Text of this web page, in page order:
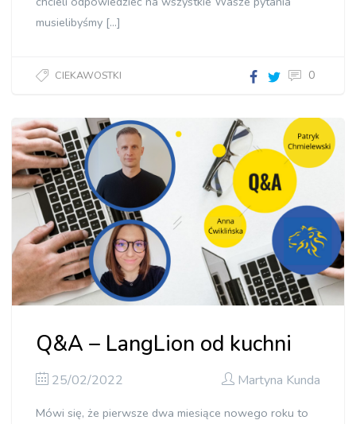
musielibyśmy […]
CIEKAWOSTKI
LangLion
kuchni"]
0
Q&A – LangLion od kuchni
25/02/2022 Martyna Kunda
Mówi się, że pierwsze dwa miesiące nowego roku to